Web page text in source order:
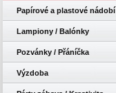
Papírové a plastové nádobí
Lampiony / Balónky
Pozvánky / Přáníčka
Výzdoba